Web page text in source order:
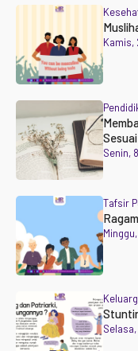
Kamis,
Senin,
Tafsir